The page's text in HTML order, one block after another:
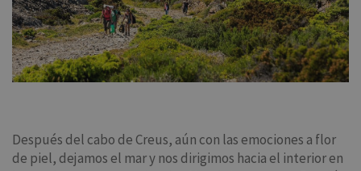
Después del cabo de Creus, aún con las emociones a flor
de piel, dejamos el mar y nos dirigimos hacia el interior en